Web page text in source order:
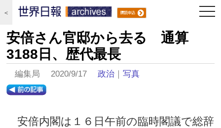
＜
安倍さん官邸から去る 通算
3188日、歴代最長
編集局 2020/9/17政治 ｜写真
安倍内閣は１６日午前の臨時閣議で総辞